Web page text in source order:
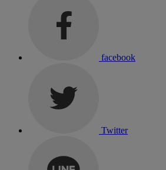
facebook
Twitter